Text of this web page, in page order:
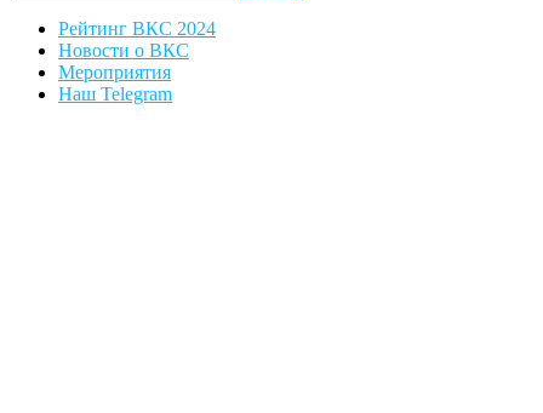
Рейтинг ВКС 2024
Новости о ВКС
Мероприятия
Наш Telegram